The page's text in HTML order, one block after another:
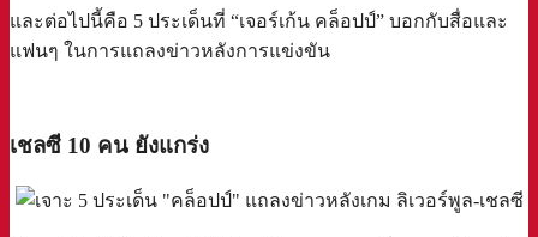
และต่อไปนี้คือ 5 ประเด็นที่ “เจอร์เก้น คล็อปป์” บอกกับสื่อและ
แฟนๆ ในการแถลงข่าวหลังการแข่งขัน
เชลซี 10 คน ยังแกร่ง